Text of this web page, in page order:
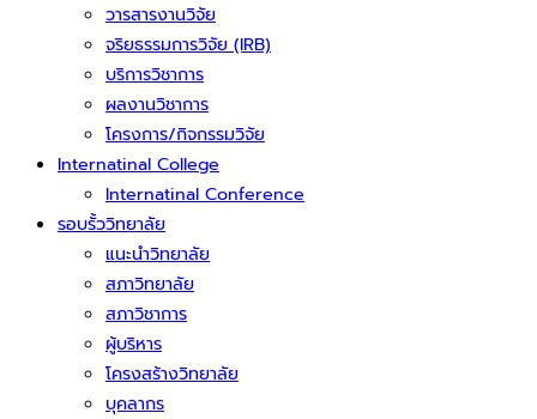
วารสารงานวิจัย
จริยธรรมการวิจัย (IRB)
บริการวิชาการ
ผลงานวิชาการ
โครงการ/กิจกรรมวิจัย
Internatinal College
Internatinal Conference
รอบรั้ววิทยาลัย
แนะนำวิทยาลัย
สภาวิทยาลัย
สภาวิชาการ
ผู้บริหาร
โครงสร้างวิทยาลัย
บุคลากร